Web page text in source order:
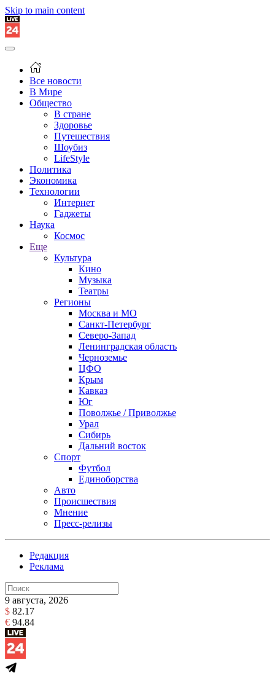
Skip to main content
Все новости
В Мире
Общество
В стране
Здоровье
Путешествия
Шоубиз
LifeStyle
Политика
Экономика
Технологии
Интернет
Гаджеты
Наука
Космос
Еще
Культура
Кино
Музыка
Театры
Регионы
Москва и МО
Санкт-Петербург
Северо-Запад
Ленинградская область
Черноземье
ЦФО
Крым
Кавказ
Юг
Поволжье / Приволжье
Урал
Сибирь
Дальний восток
Спорт
Футбол
Единоборства
Авто
Происшествия
Мнение
Пресс-релизы
Редакция
Реклама
9 августа, 2026
$ 82.17
€ 94.84